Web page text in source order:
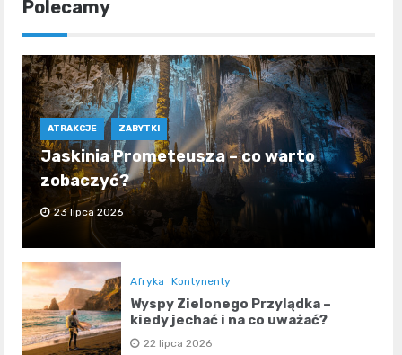
Polecamy
ATRAKCJE ZABYTKI
Jaskinia Prometeusza – co warto
zobaczyć?
23 lipca 2026
Afryka Kontynenty
Wyspy Zielonego Przylądka –
kiedy jechać i na co uważać?
22 lipca 2026